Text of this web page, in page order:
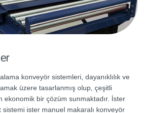
konveyör sistemleri, dayanıklılık ve
üzere tasarlanmış olup, çeşitli
ekonomik bir çözüm sunmaktadır. İster
ister manuel makaralı konveyör